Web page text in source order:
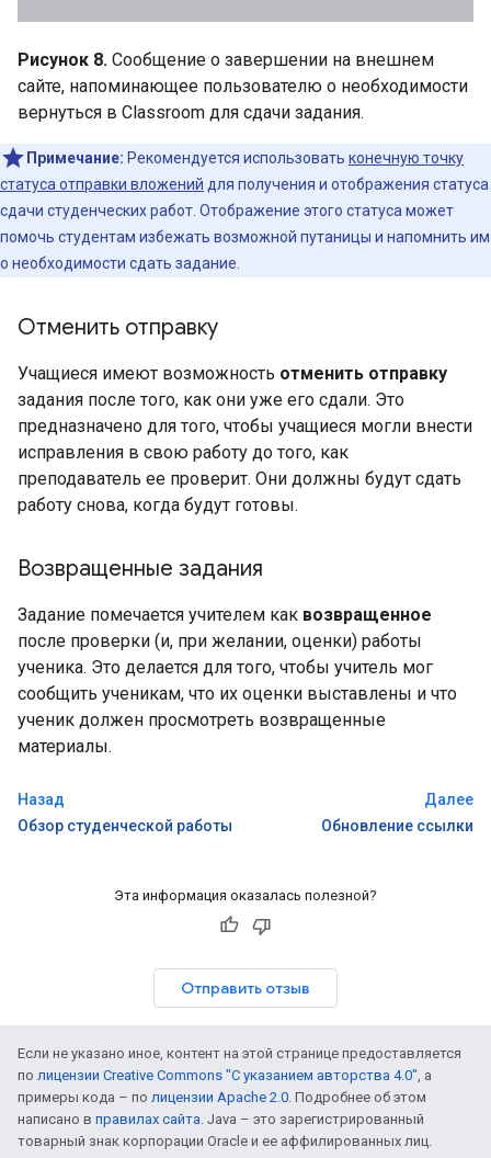
Рисунок 8. Сообщение о завершении на внешнем
сайте, напоминающее пользователю о необходимости
вернуться в Classroom для сдачи задания.
Примечание: Рекомендуется использовать конечную точку
статуса отправки вложений для получения и отображения статуса
сдачи студенческих работ. Отображение этого статуса может
помочь студентам избежать возможной путаницы и напомнить им
о необходимости сдать задание.
Отменить отправку
Учащиеся имеют возможность отменить отправку
задания после того, как они уже его сдали. Это
предназначено для того, чтобы учащиеся могли внести
исправления в свою работу до того, как
преподаватель ее проверит. Они должны будут сдать
работу снова, когда будут готовы.
Возвращенные задания
Задание помечается учителем как возвращенное
после проверки (и, при желании, оценки) работы
ученика. Это делается для того, чтобы учитель мог
сообщить ученикам, что их оценки выставлены и что
ученик должен просмотреть возвращенные
материалы.
Назад
Обзор студенческой работы
Далее
Обновление ссылки
Эта информация оказалась полезной?
Отправить отзыв
Если не указано иное, контент на этой странице предоставляется
по лицензии Creative Commons "С указанием авторства 4.0" , а
примеры кода – по лицензии Apache 2.0 . Подробнее об этом
написано в правилах сайта . Java – это зарегистрированный
товарный знак корпорации Oracle и ее аффилированных лиц.